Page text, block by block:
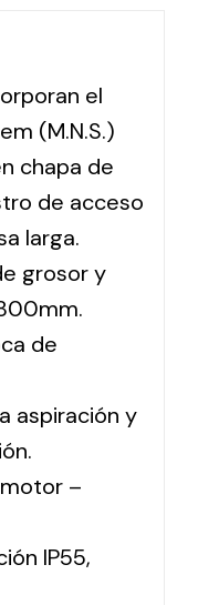
of needs.
el
(M.N.S.)
chapa de
de acceso
larga.
grosor y
de
aspiración y
–
IP55,